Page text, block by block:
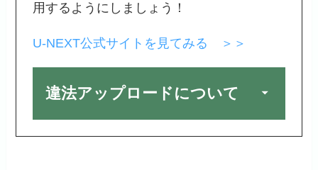
用するようにしましょう！
U-NEXT公式サイトを見てみる ＞＞
違法アップロードについて